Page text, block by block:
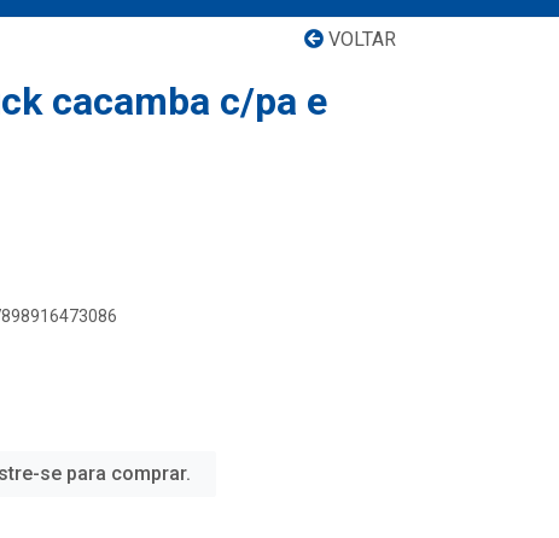
VOLTAR
cacamba c/pa e
se para comprar.